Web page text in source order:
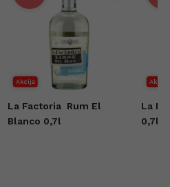
Akcija
La Factoria Rum El
Blanco 0,7l
Akcija
La
0,7l